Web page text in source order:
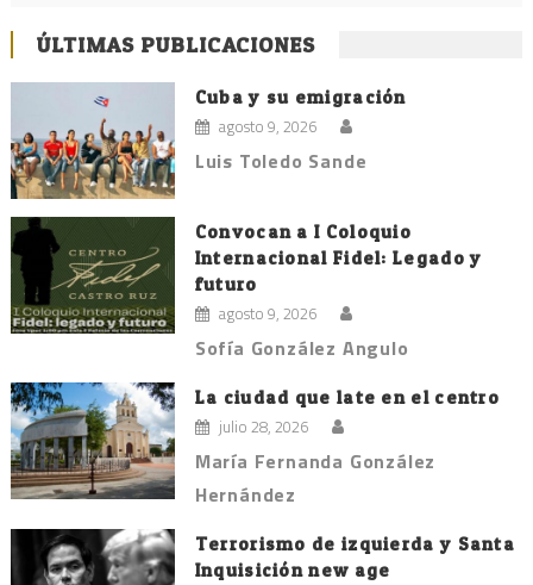
ÚLTIMAS PUBLICACIONES
Cuba y su emigración
agosto 9, 2026
Luis Toledo Sande
Convocan a I Coloquio
Internacional Fidel: Legado y
futuro
agosto 9, 2026
Sofía González Angulo
La ciudad que late en el centro
julio 28, 2026
María Fernanda González
Hernández
Terrorismo de izquierda y Santa
Inquisición new age